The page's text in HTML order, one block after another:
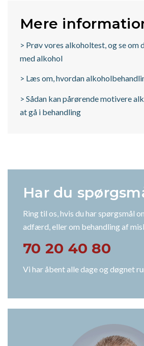
Mere
> Prøv vores alkoholtest, og se om
med alkohol
> Læs om, hvordan
> Sådan kan pårørende motivere
at gå i behandling
Har du
Ring til os, hvis du har spørgsmål
adfærd, eller om behandling af
70 20 40 80
Vi har åbent alle dage og døgnet